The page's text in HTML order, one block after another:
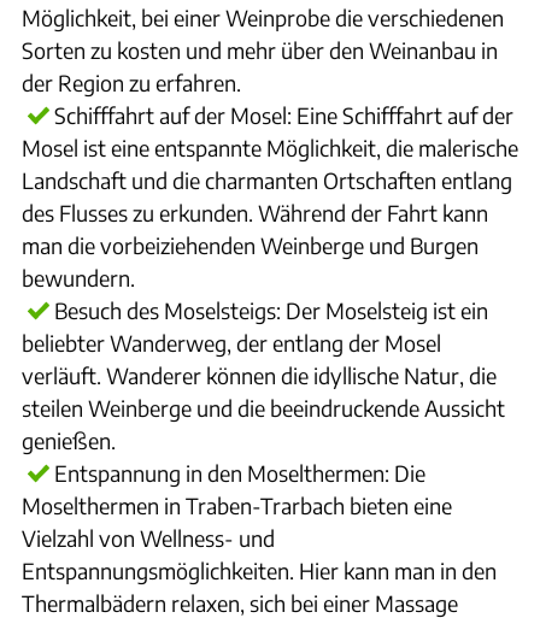
Möglichkeit, bei einer Weinprobe die verschiedenen
Sorten zu kosten und mehr über den Weinanbau in
der Region zu erfahren.
Schifffahrt auf der Mosel: Eine Schifffahrt auf der
Mosel ist eine entspannte Möglichkeit, die malerische
Landschaft und die charmanten Ortschaften entlang
des Flusses zu erkunden. Während der Fahrt kann
man die vorbeiziehenden Weinberge und Burgen
bewundern.
Besuch des Moselsteigs: Der Moselsteig ist ein
beliebter Wanderweg, der entlang der Mosel
verläuft. Wanderer können die idyllische Natur, die
steilen Weinberge und die beeindruckende Aussicht
genießen.
Entspannung in den Moselthermen: Die
Moselthermen in Traben-Trarbach bieten eine
Vielzahl von Wellness- und
Entspannungsmöglichkeiten. Hier kann man in den
Thermalbädern relaxen, sich bei einer Massage